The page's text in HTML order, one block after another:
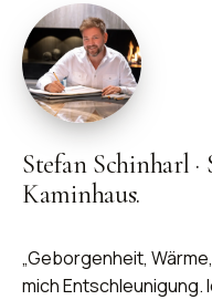
Stefan Schinharl ·
Kaminhaus.
„Geborgenheit,
mich Entschleunigung.